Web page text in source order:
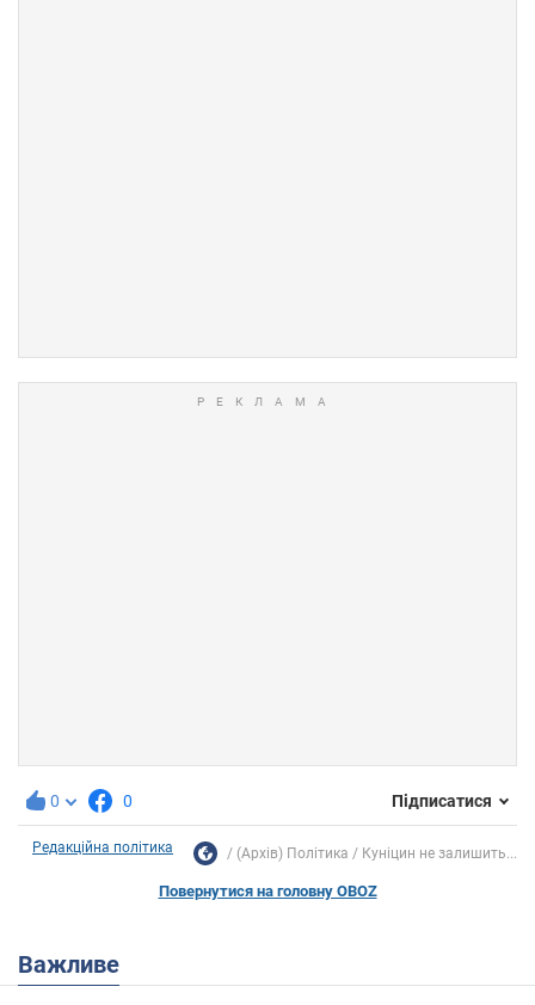
0 0 Підписатися
Редакційна політика (Архів) Політика Куніцин не залишить...
Повернутися на головну OBOZ
Важливе